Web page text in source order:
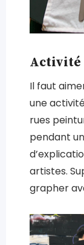
Activité
Il faut
une
rues
pendant
artistes.
grapher